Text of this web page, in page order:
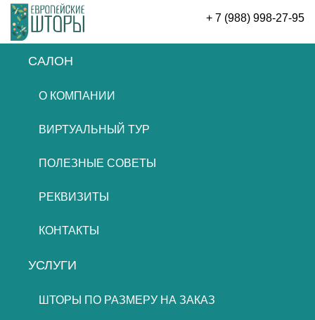
+ 7 (988) 998-27-95
САЛОН
О КОМПАНИИ
ВИРТУАЛЬНЫЙ ТУР
ПОЛЕЗНЫЕ СОВЕТЫ
РЕКВИЗИТЫ
КОНТАКТЫ
УСЛУГИ
ШТОРЫ ПО РАЗМЕРУ НА ЗАКАЗ